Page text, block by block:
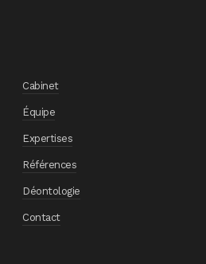
Cabinet
Équipe
Expertises
Références
Déontologie
Contact